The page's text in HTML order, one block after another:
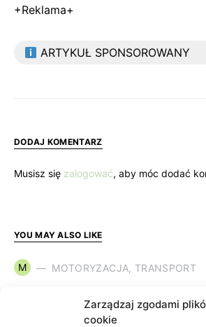
Zarządzaj zgodami
cookie
+Reklama+
ARTYKUŁ SPONSOROWANY
DODAJ KOMENTARZ
Musisz się zalogować, aby móc dodać
YOU MAY ALSO LIKE
M MOTORYZACJA, TRANSPORT